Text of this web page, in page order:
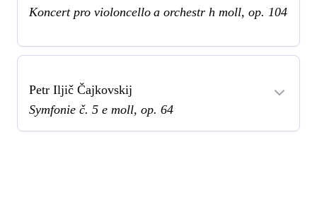
Koncert pro violoncello a orchestr h moll, op. 104
Petr Iljič Čajkovskij
Symfonie č. 5 e moll, op. 64